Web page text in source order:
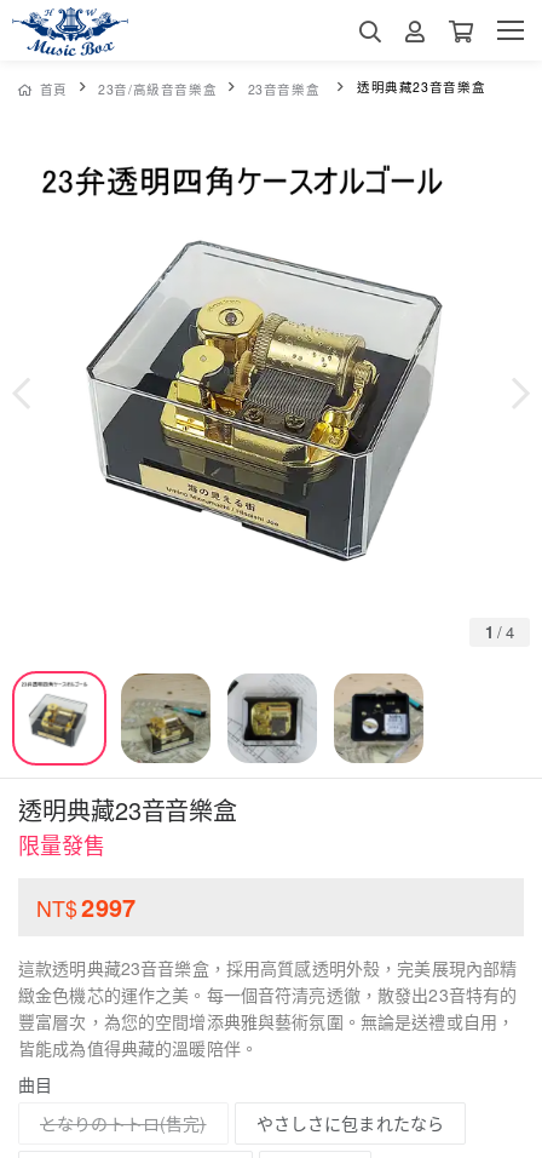
首頁 23音/高級音音樂盒 23音音樂盒 透明典藏23音音樂盒
1 /4
透明典藏23音音樂盒
限量發售
NT$2997
這款透明典藏23音音樂盒，採用高質感透明外殼，完美展現內部精
緻金色機芯的運作之美。每一個音符清亮透徹，散發出23音特有的
豐富層次，為您的空間增添典雅與藝術氛圍。無論是送禮或自用，
皆能成為值得典藏的溫暖陪伴。
曲目
となりのトトロ
やさしさに包まれたなら